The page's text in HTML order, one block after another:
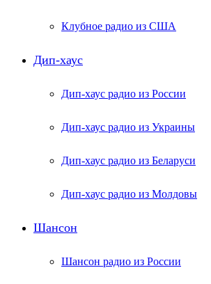
Клубное радио из США
Дип-хаус
Дип-хаус радио из России
Дип-хаус радио из Украины
Дип-хаус радио из Беларуси
Дип-хаус радио из Молдовы
Шансон
Шансон радио из России